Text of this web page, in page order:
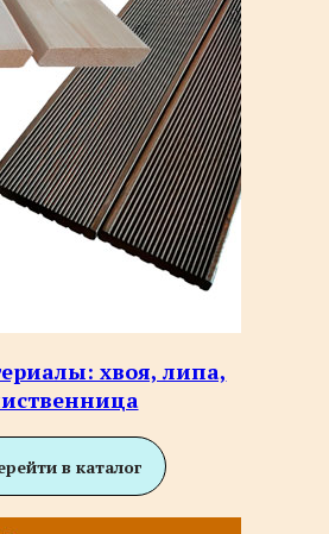
хвоя, липа,
в каталог